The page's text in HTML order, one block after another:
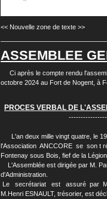
<< Nouvelle zone de texte >>
ASSEMBLEE
Ci après le compte rendu
octobre 2024 au Fort de Nogent, à
PROCES VERBAL DE
----------------
L'an deux mille vingt quatre, le
l'Association ANCCORE se son t
Fontenay sous Bois, fief de la
L'Assemblée est dirigée par M.
d'Administration.
Le secrétariat est assuré par
M.Henri ESNAULT, trésorier, est